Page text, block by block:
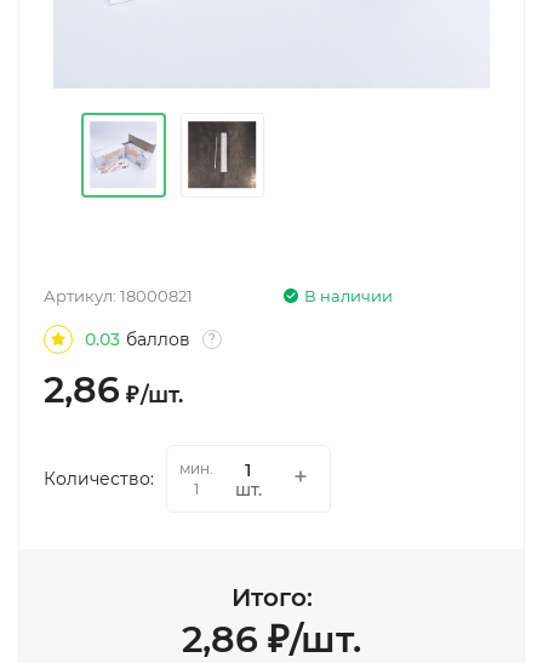
В наличии
Артикул: 18000821
0.03 баллов ?
2,86 ₽/шт.
Количество:
мин.
1
шт.
Итого:
2,86 ₽/шт.